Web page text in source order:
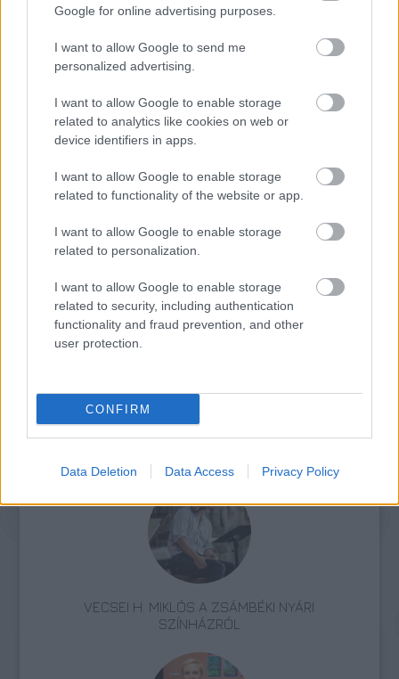
Google for online advertising purposes.
I want to allow Google to send me
personalized advertising.
I want to allow Google to enable storage
related to analytics like cookies on web or
device identifiers in apps.
I want to allow Google to enable storage
related to functionality of the website or app.
I want to allow Google to enable storage
related to personalization.
I want to allow Google to enable storage
related to security, including authentication
functionality and fraud prevention, and other
user protection.
CONFIRM
Data Deletion Data Access Privacy Policy
A testület minden évben kiegészül az új
kitüntetettek között szerepel Tóth Bálint,
Döbrentei Kornél, a tavaly elhunyt Nagy
Gáspár, Utassy József, Farkas Árpád, Kiss
Benedek, Balassi-fordításaiért a portugál
Ernesto Rodrigues és a lengyel Tereza
Forrás: kultura.hu
Irodalom
VECSEI H. MIKLÓS A ZSÁMBÉKI NYÁRI
SZÍNHÁZRÓL